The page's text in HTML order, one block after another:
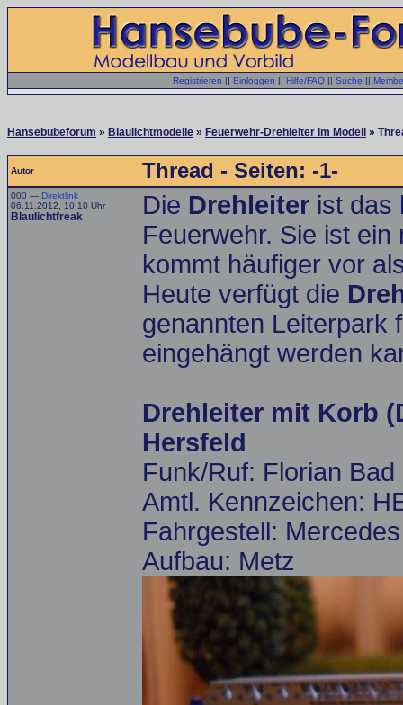
Registrieren || Einloggen || Hilfe/FAQ || Suche ||
Hansebubeforum » Blaulichtmodelle » Feuerwehr-Drehleiter im Modell »
Autor Thread - Seiten: -1-
000 — Direktlink
06.11.2012, 10:10 Uhr
Blaulichtfreak Die Drehleiter ist das
Feuerwehr. Sie ist
kommt häufiger vor
Heute verfügt die
genannten Leiterpark
eingehängt werden
Drehleiter mit Korb
Hersfeld
Funk/Ruf: Florian
Amtl. Kennzeichen:
Fahrgestell:
Aufbau: Metz